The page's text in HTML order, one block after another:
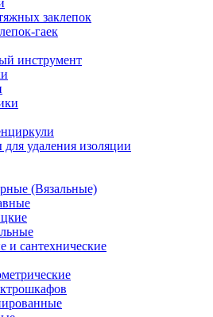
заклепок
гаек
инструмент
удаления изоляции
(Вязальные)
и сантехнические